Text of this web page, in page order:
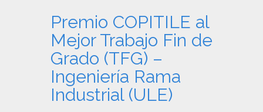
Premio COPITILE al
Mejor Trabajo Fin de
Grado (TFG) –
Ingeniería Rama
Industrial (ULE)